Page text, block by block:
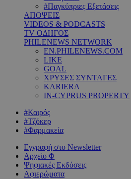
#Παγκύπριες Εξετάσεις
ΑΠΟΨΕΙΣ
VIDEOS & PODCASTS
TV ΟΔΗΓΟΣ
PHILENEWS NETWORK
EN.PHILENEWS.COM
LIKE
GOAL
ΧΡΥΣΕΣ ΣΥΝΤΑΓΕΣ
KARIERA
IN-CYPRUS PROPERTY
#Καιρός
#Τζόκερ
#Φαρμακεία
Εγγραφή στο Newsletter
Αρχείο Φ
Ψηφιακές Εκδόσεις
Αφιερώματα